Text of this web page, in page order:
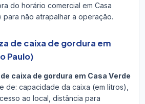
do horário comercial em Casa
para não atrapalhar a operação.
de caixa de gordura em
Paulo)
caixa de gordura em Casa Verde
de: capacidade da caixa (em litros),
ao local, distância para